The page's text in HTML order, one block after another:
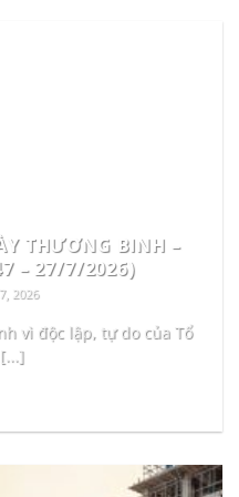
THƯƠNG BINH –
– 27/7/2026)
2026
vì độc lập, tự do của Tổ